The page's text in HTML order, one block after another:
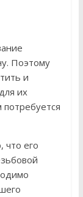
Поэтому
и
их
что его